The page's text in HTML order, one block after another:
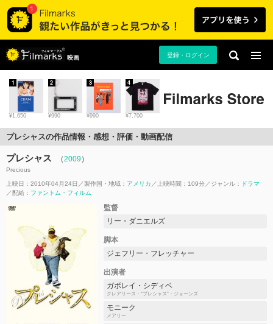
映画 登録・ログイン
¥1,650
1
¥990
2
¥990
3
¥7,700
4
プレシャスの作品情報・感想・評価・動画配信
プレシャス （2009）
Precious
上映日：2010年04月24日 製作国・地域： アメリカ 上映時間：109分 ジャンル：
ドラマ
配給： ファントム・フィルム
監督
リー・ダニエルズ
脚本
ジェフリー・フレッチャー
出演者
ガボレイ・シディベ
クレアリース・“プレシャス”・ジョーンズ
モニーク
メアリー